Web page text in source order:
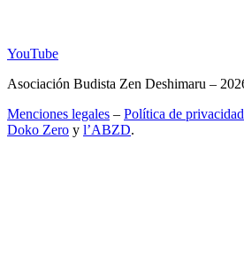
YouTube
Asociación Budista Zen Deshimaru –
Menciones legales – Política de privacidad
Doko Zero y l’ABZD.